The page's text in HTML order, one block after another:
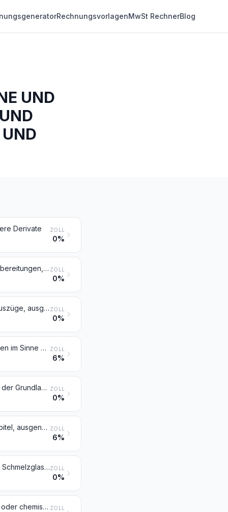
RechnungsvorlagenMwSt RechnerBlog
UND
Derivate ZOLL
0%
Synthetische organische Gerbstoffe; anorganische Gerbstoffe; Gerbstoffzubereitungen, auch natürliche Gerbstoffe enthaltend; Enzymzubereitungen zum Vorgerben ZOLL
0%
Farbmittel pflanzlichen oder tierischen Ursprungs (einschließlich Farbstoffauszüge, ausgenommen Tierisches Schwarz), auch chemisch einheitlich; Zubereitungen im Sinne der Anmerkung 3 zu diesem Kapitel auf der Grundlage von Farbmitteln pflanzlichen oder tierischen Ursprungs ZOLL
0%
Synthetische organische Farbmittel, auch chemisch einheitlich; Zubereitungen im Sinne der Anmerkung 3 zu diesem Kapitel auf der Grundlage synthetischer organischer Farbmittel; synthetische organische Erzeugnisse von der als fluoreszierende Aufheller oder als Luminophore verwendeten Art, auch chemisch einheitlich ZOLL
6%
Farblacke; Zubereitungen im Sinne der Anmerkung 3 zu diesem Kapitel auf der Grundlage von Farblacken ZOLL
0%
Andere Farbmittel; Zubereitungen im Sinne der Anmerkung 3 zu diesem Kapitel, ausgenommen solche der Position 3203, 3204 oder 3205; anorganische Erzeugnisse von der als Luminophore verwendeten Art, auch chemisch einheitlich ZOLL
6%
Zubereitete Pigmente, zubereitete Trübungsmittel und zubereitete Farben, Schmelzglasuren und andere verglasbare Massen, Engoben, flüssige Glanzmittel und ähnliche Zubereitungen von der in der Keramik-, Emaillier- oder Glasindustrie verwendeten Art; Glasfritte und anderes Glas in Form von Pulver, Granalien, Schuppen oder FlockenZOLL
0%
Anstrichfarben und Lacke auf der Grundlage von synthetischen Polymeren oder chemisch modifizierten natürlichen Polymeren, in einem nicht wässrigen Medium dispergiert oder gelöst; Lösungen im Sinne der Anmerkung 4 zu diesem Kapitel ZOLL